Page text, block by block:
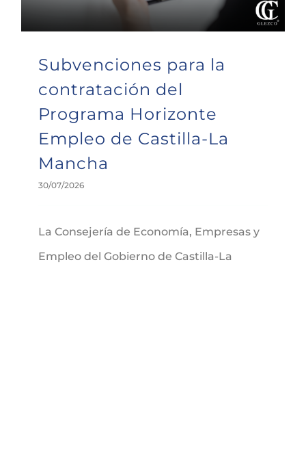
Subvenciones para la
contratación del
Programa Horizonte
Empleo de Castilla-La
Mancha
30/07/2026
La Consejería de Economía, Empresas y
Empleo del Gobierno de Castilla-La